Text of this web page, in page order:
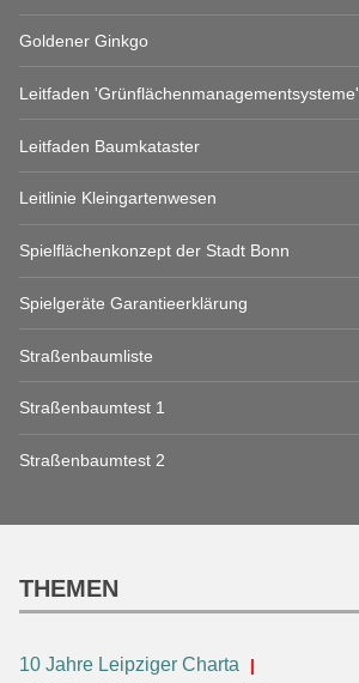
Goldener Ginkgo
Leitfaden 'Grünflächenmanagementsysteme'
Leitfaden Baumkataster
Leitlinie Kleingartenwesen
Spielflächenkonzept der Stadt Bonn
Spielgeräte Garantieerklärung
Straßenbaumliste
Straßenbaumtest 1
Straßenbaumtest 2
THEMEN
10 Jahre Leipziger Charta